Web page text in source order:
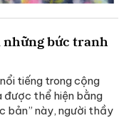
những bức tranh
tiếng trong cộng
được thể hiện bằng
bản” này, người thầy